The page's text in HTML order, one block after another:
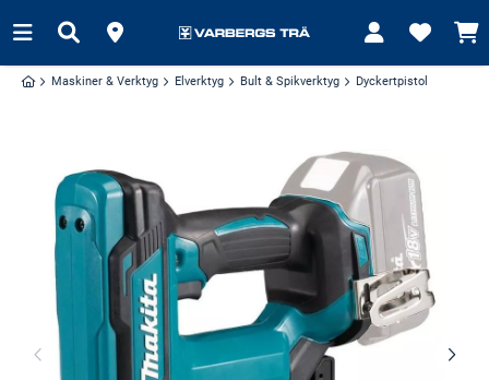
Maskiner & Verktyg Elverktyg Bult & Spikverktyg Dyckertpistol